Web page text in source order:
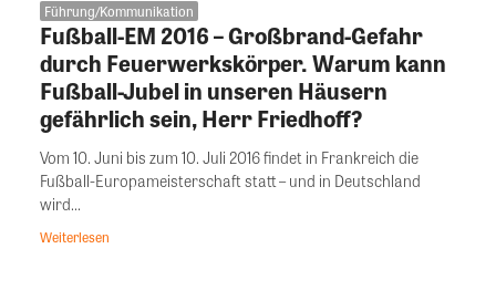
Führung/Kommunikation
Fußball-EM 2016 – Großbrand-Gefahr
durch Feuerwerkskörper. Warum kann
Fußball-Jubel in unseren Häusern
gefährlich sein, Herr Friedhoff?
Vom 10. Juni bis zum 10. Juli 2016 findet in Frankreich die
Fußball-Europameisterschaft statt – und in Deutschland
wird...
Weiterlesen